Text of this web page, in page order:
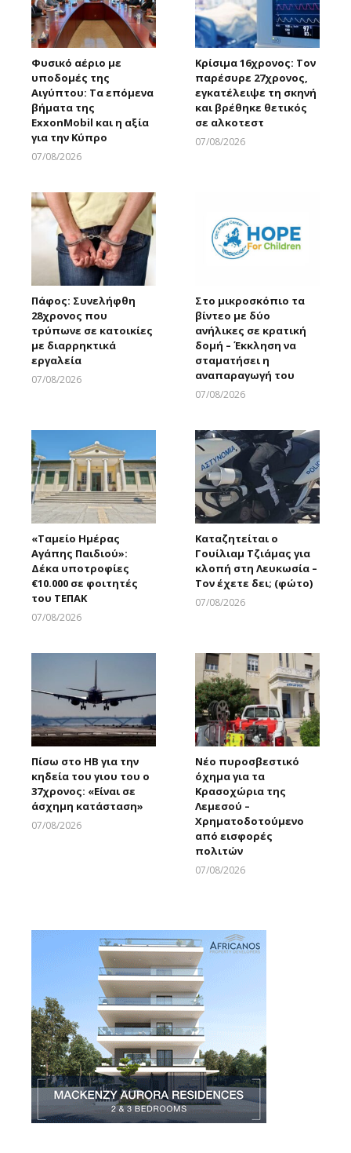
Φυσικό αέριο με
υποδομές της
Αιγύπτου: Τα επόμενα
βήματα της
ExxonMobil και η αξία
για την Κύπρο
07/08/2026
Κρίσιμα 16χρονος: Τον
παρέσυρε 27χρονος,
εγκατέλειψε τη σκηνή
και βρέθηκε θετικός
σε αλκοτεστ
07/08/2026
Πάφος: Συνελήφθη
28χρονος που
τρύπωνε σε κατοικίες
με διαρρηκτικά
εργαλεία
07/08/2026
Στο μικροσκόπιο τα
βίντεο με δύο
ανήλικες σε κρατική
δομή – Έκκληση να
σταματήσει η
αναπαραγωγή του
07/08/2026
«Ταμείο Ημέρας
Αγάπης Παιδιού»:
Δέκα υποτροφίες
€10.000 σε φοιτητές
του ΤΕΠΑΚ
07/08/2026
Καταζητείται ο
Γουίλιαμ Τζιάμας για
κλοπή στη Λευκωσία –
Τον έχετε δει; (φώτο)
07/08/2026
Πίσω στο ΗΒ για την
κηδεία του γιου του ο
37χρονος: «Είναι σε
άσχημη κατάσταση»
07/08/2026
Νέο πυροσβεστικό
όχημα για τα
Κρασοχώρια της
Λεμεσού –
Χρηματοδοτούμενο
από εισφορές
πολιτών
07/08/2026